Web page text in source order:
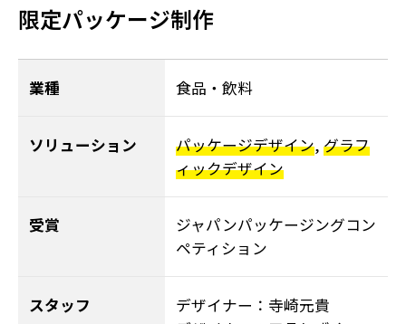
限定パッケージ制作
業種 食品・飲料
ソリューション パッケージデザイン, グラフ
ィックデザイン
受賞
ジャパンパッケージングコン
ペティション
スタッフ
デザイナー：寺崎元貴